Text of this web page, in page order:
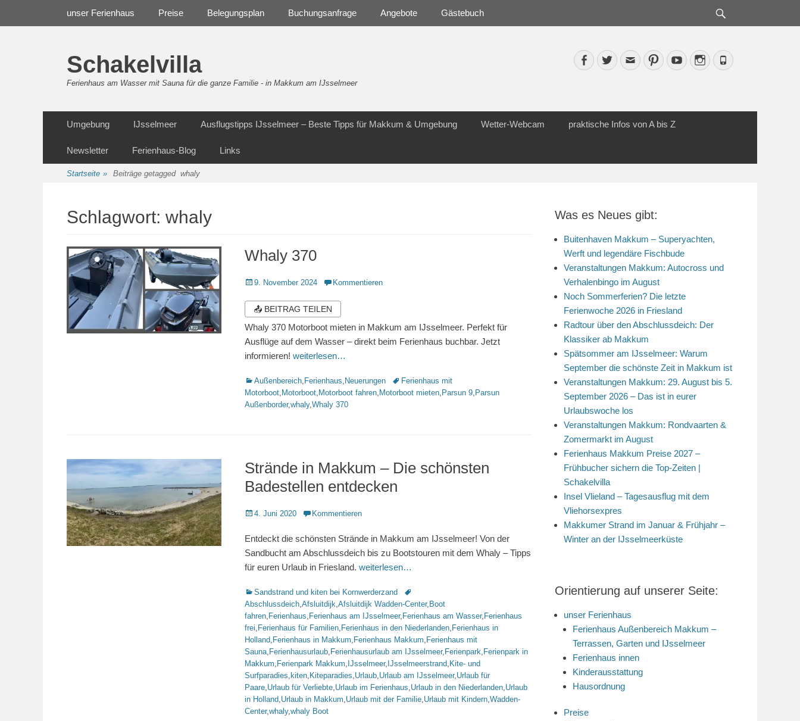
unser Ferienhaus Preise Belegungsplan Buchungsanfrage Angebote Gästebuch
Schakelvilla
Ferienhaus am Wasser mit Sauna für die ganze Familie - in Makkum am IJsselmeer
Facebook
TwitterEmailPinterestYouTubeInstagram
Phone
Inhalt
Umgebung IJsselmeer Ausflugstipps IJsselmeer – Beste Tipps für Makkum & Umgebung Wetter-Webcam praktische Infos von A bis Z
Newsletter Ferienhaus-Blog Links
Startseite » Beiträge getagged whaly
Schlagwort: whaly
Whaly 370
Veröffentlicht
9. November 2024 Kommentieren
📤 BEITRAG TEILEN
Whaly 370 Motorboot mieten in Makkum am IJsselmeer. Perfekt für
Ausflüge auf dem Wasser – direkt beim Ferienhaus buchbar. Jetzt
informieren! weiterlesen…
Kategorien
Außenbereich, Ferienhaus, Neuerungen Schlagworte
Ferienhaus mit
Motorboot, Motorboot, Motorboot fahren, Motorboot mieten, Parsun 9, Parsun
Außenborder,whaly,Whaly 370
Strände in Makkum – Die schönsten
Badestellen entdecken
Veröffentlicht
4. Juni 2020 Kommentieren
Entdeckt die schönsten Strände in Makkum am IJsselmeer! Von der
Sandbucht am Abschlussdeich bis zu Bootstouren mit dem Whaly – Tipps
für euren Urlaub in Friesland. weiterlesen…
Kategorien
Sandstrand und kiten bei Kornwerderzand
Schlagworte
Abschlussdeich,Afsluitdijk,Afsluitdijk Wadden-Center, Boot
fahren, Ferienhaus, Ferienhaus am IJsselmeer, Ferienhaus am Wasser, Ferienhaus
frei, Ferienhaus für Familien, Ferienhaus in den Niederlanden, Ferienhaus in
Holland, Ferienhaus in Makkum, Ferienhaus Makkum, Ferienhaus mit
Sauna, Ferienhausurlaub, Ferienhausurlaub am IJsselmeer, Ferienpark, Ferienpark in
Makkum, Ferienpark Makkum, IJsselmeer, IJsselmeerstrand, Kite- und
Surfparadies, kiten, Kiteparadies,Urlaub,Urlaub am IJsselmeer,Urlaub für
Paare,Urlaub für Verliebte,Urlaub im Ferienhaus,Urlaub in den Niederlanden,Urlaub
in Holland,Urlaub in Makkum,Urlaub mit der Familie,Urlaub mit Kindern,Wadden-
Center,whaly,whaly Boot
Was es Neues gibt:
Buitenhaven Makkum – Superyachten,
Werft und legendäre Fischbude
Veranstaltungen Makkum: Autocross und
Verhalenbingo im August
Noch Sommerferien? Die letzte
Ferienwoche 2026 in Friesland
Radtour über den Abschlussdeich: Der
Klassiker ab Makkum
Spätsommer am IJsselmeer: Warum
September die schönste Zeit in Makkum ist
Veranstaltungen Makkum: 29. August bis 5.
September 2026 – Das ist in eurer
Urlaubswoche los
Veranstaltungen Makkum: Rondvaarten &
Zomermarkt im August
Ferienhaus Makkum Preise 2027 –
Frühbucher sichern die Top-Zeiten |
Schakelvilla
Insel Vlieland – Tagesausflug mit dem
Vliehorsexpres
Makkumer Strand im Januar & Frühjahr –
Winter an der IJsselmeerküste
Orientierung auf unserer Seite:
unser Ferienhaus
Ferienhaus Außenbereich Makkum –
Terrassen, Garten und IJsselmeer
Ferienhaus innen
Kinderausstattung
Hausordnung
Preise